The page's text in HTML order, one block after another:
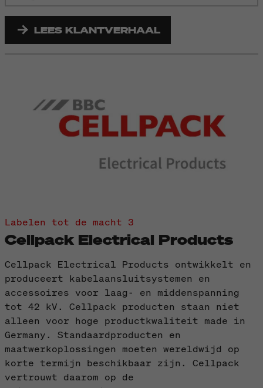
LEES KLANTVERHAAL
Labelen tot de macht 3
Cellpack Electrical Products
Cellpack Electrical Products ontwikkelt en
produceert kabelaansluitsystemen en
accessoires voor laag- en middenspanning
tot 42 kV. Cellpack producten staan niet
alleen voor hoge productkwaliteit made in
Germany. Standaardproducten en
maatwerkoplossingen moeten wereldwijd op
korte termijn beschikbaar zijn. Cellpack
vertrouwt daarom op de